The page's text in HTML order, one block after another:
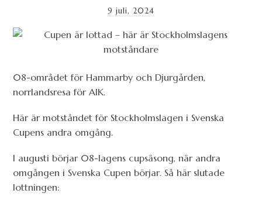
9 juli, 2024
08-området för Hammarby och Djurgården,
norrlandsresa för AIK.
Här är motståndet för Stockholmslagen i Svenska
Cupens andra omgång.
I augusti börjar 08-lagens cupsäsong, när andra
omgången i Svenska Cupen börjar. Så här slutade
lottningen: